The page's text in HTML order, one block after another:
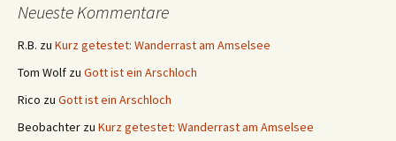
Neueste Kommentare
R.B. zu Kurz getestet: Wanderrast am Amselsee
Tom Wolf zu Gott ist ein Arschloch
Rico zu Gott ist ein Arschloch
Beobachter zu Kurz getestet: Wanderrast am Amselsee